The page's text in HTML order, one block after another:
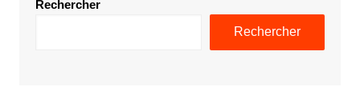
Rechercher
Rechercher